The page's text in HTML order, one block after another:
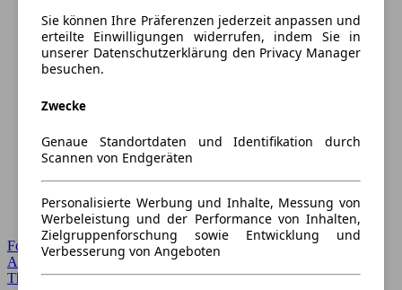
Forum Startseite
Alle Auto-Foren
Themen-Forum
Sie können Ihre Präferenzen jederzeit anpassen und
erteilte Einwilligungen widerrufen, indem Sie in
unserer Datenschutzerklärung den Privacy Manager
besuchen.
Zwecke
Genaue Standortdaten und Identifikation durch
Scannen von Endgeräten
Personalisierte Werbung und Inhalte, Messung von
Werbeleistung und der Performance von Inhalten,
Zielgruppenforschung sowie Entwicklung und
Verbesserung von Angeboten